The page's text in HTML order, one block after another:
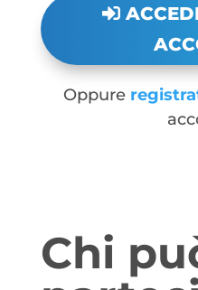
Oppure
Chi